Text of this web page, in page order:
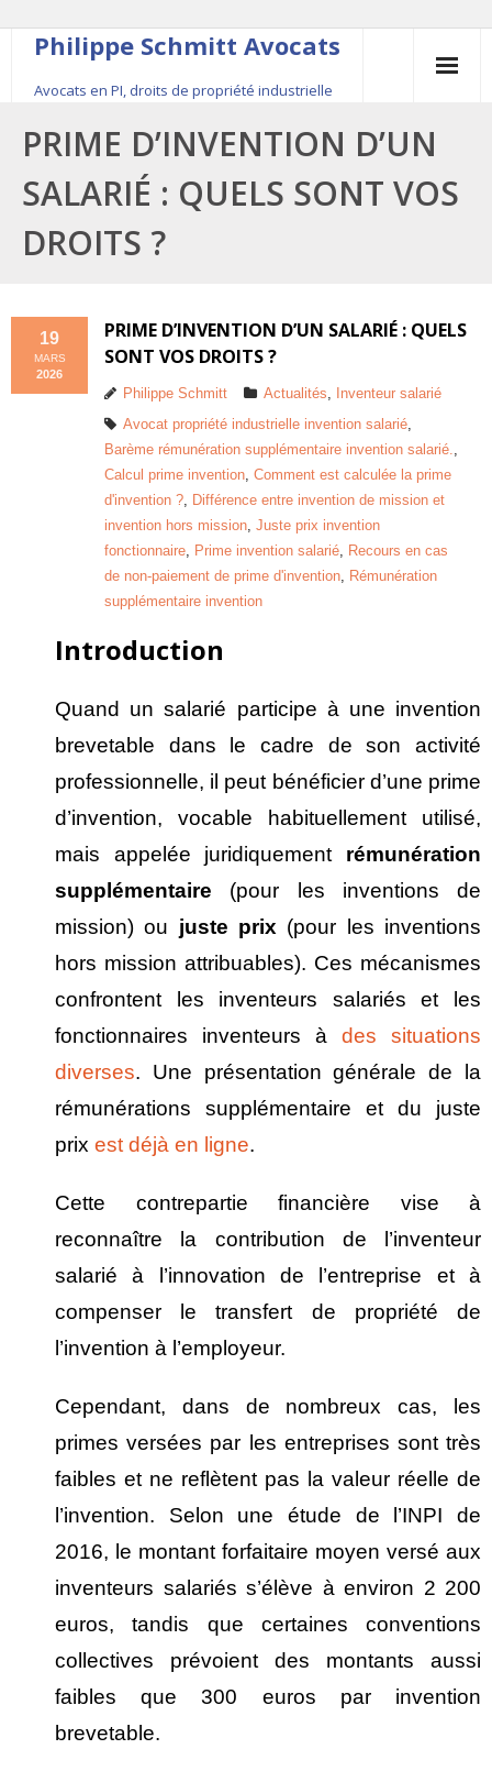
Philippe Schmitt Avocats
Avocats en PI, droits de propriété industrielle
45, rue Saint-Anne, 75001 Paris, +33 (0)1 84 16 35
54
Contact
Publications
Actualité
PRIME D’INVENTION D’UN
SALARIÉ : QUELS SONT VOS
DROITS ?
PRIME D’INVENTION D’UN SALARIÉ : QUELS
SONT VOS DROITS ?
19
MARS
2026
Philippe Schmitt Actualités,
Inventeur salarié
Avocat propriété industrielle invention salarié,
Barème rémunération supplémentaire invention salarié.,
Calcul prime invention, Comment est calculée la prime
d'invention ?, Différence entre invention de mission et
invention hors mission, Juste prix invention
fonctionnaire, Prime invention salarié, Recours en cas
de non-paiement de prime d'invention, Rémunération
supplémentaire invention
Introduction
Quand un salarié participe à une invention
brevetable dans le cadre de son activité
professionnelle, il peut bénéficier d’une prime
d’invention, vocable habituellement utilisé,
mais appelée juridiquement rémunération
suppl émentaire (pour les inventions de
mission) ou juste prix (pour les inventions
hors mission attribuables). Ces mécanismes
confrontent les inventeurs salariés et les
fonctionnaires inventeurs à des situations
diverses. Une présentation générale de la
rémunérations supplémentaire et du juste
prix est déjà en ligne.
Cette contrepartie financière vise à
reconnaître la contribution de l’inventeur
salarié à l’innovation de l’entreprise et à
compenser le transfert de propriété de
l’invention à l’employeur.
Cependant, dans de nombreux cas, les
primes versées par les entreprises sont très
faibles et ne reflètent pas la valeur réelle de
l’invention. Selon une étude de l’INPI de
2016, le montant forfaitaire moyen versé aux
inventeurs salariés s’élève à environ 2 200
euros, tandis que certaines conventions
collectives prévoient des montants aussi
faibles que 300 euros par invention
brevetable.